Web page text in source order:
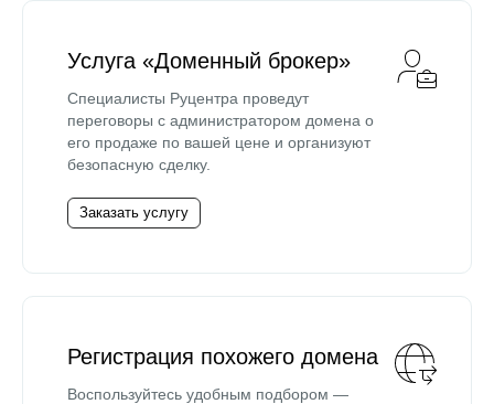
Услуга «Доменный брокер»
Специалисты Руцентра проведут
переговоры с администратором домена о
его продаже по вашей цене и организуют
безопасную сделку.
Заказать услугу
Регистрация похожего домена
Воспользуйтесь удобным подбором —